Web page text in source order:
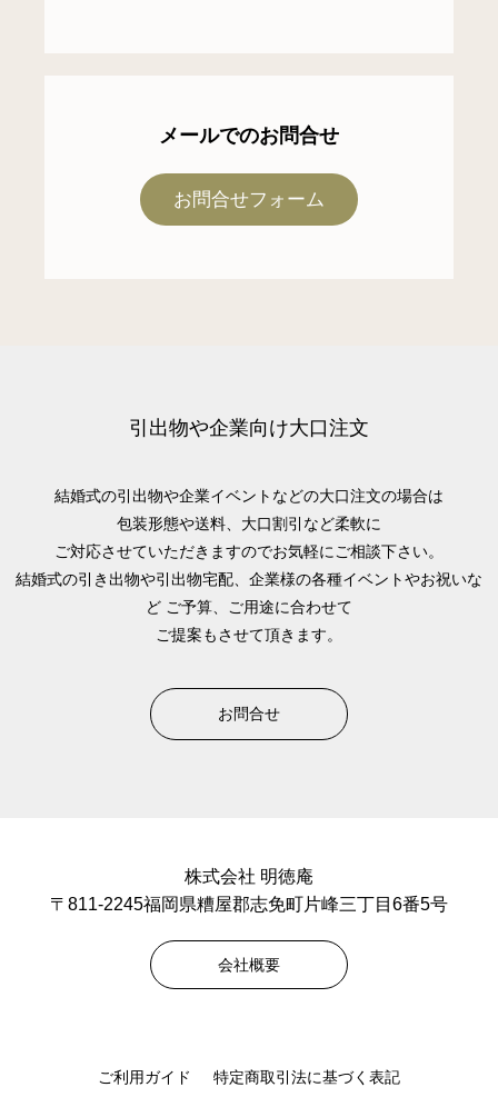
メールでのお問合せ
お問合せフォーム
引出物や企業向け大口注文
結婚式の引出物や企業イベントなどの大口注文の場合は
包装形態や送料、大口割引など柔軟に
ご対応させていただきますのでお気軽にご相談下さい。
結婚式の引き出物や引出物宅配、企業様の各種イベントやお祝いな
ど ご予算、ご用途に合わせて
ご提案もさせて頂きます。
お問合せ
株式会社 明徳庵
〒811-2245福岡県糟屋郡志免町片峰三丁目6番5号
会社概要
ご利用ガイド 特定商取引法に基づく表記